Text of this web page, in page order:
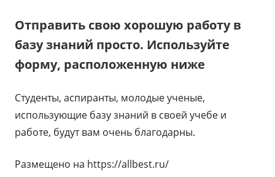
Отправить свою хорошую работу в
базу знаний просто. Используйте
форму, расположенную ниже
Студенты, аспиранты, молодые ученые,
использующие базу знаний в своей учебе и
работе, будут вам очень благодарны.
Размещено на https://allbest.ru/